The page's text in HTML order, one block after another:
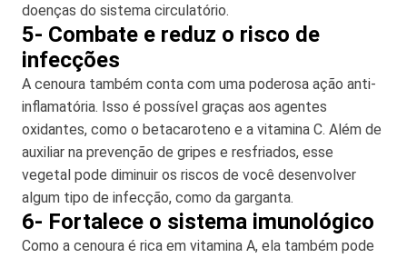
doenças do sistema circulatório.
5- Combate e reduz o risco de
infecções
A cenoura também conta com uma poderosa ação anti-
inflamatória. Isso é possível graças aos agentes
oxidantes, como o betacaroteno e a vitamina C. Além de
auxiliar na prevenção de gripes e resfriados, esse
vegetal pode diminuir os riscos de você desenvolver
algum tipo de infecção, como da garganta.
6- Fortalece o sistema imunológico
Como a cenoura é rica em vitamina A, ela também pode